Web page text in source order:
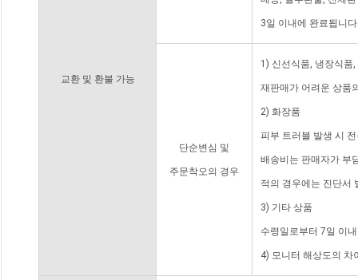
교환 및 환불 가능
3일 이내에 완료됩니
단순변심 및
주문착오의 경우
1) 신선식품, 냉장식품
재판매가 어려운 상품
2) 화장품
피부 트러블 발생 시
배송비는 판매자가 부
적의 경우에는 진단서
3) 기타 상품
수령일로부터 7일 이
4) 모니터 해상도의 차